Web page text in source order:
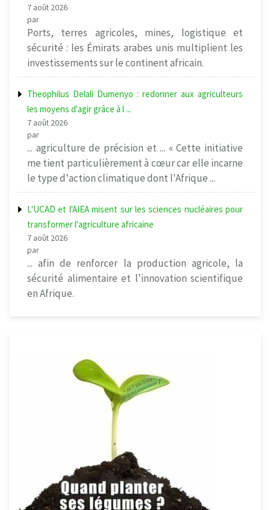
7 août 2026
par
Ports, terres agricoles, mines, logistique et
sécurité : les Émirats arabes unis multiplient les
investissements sur le continent africain.
Theophilus Delali Dumenyo : redonner aux agriculteurs
les moyens d'agir grâce à l ...
7 août 2026
par
... agriculture de précision et ... « Cette initiative
me tient particulièrement à cœur car elle incarne
le type d'action climatique dont l'Afrique ...
L'UCAD et l'AIEA misent sur les sciences nucléaires pour
transformer l'agriculture africaine
7 août 2026
par
... afin de renforcer la production agricole, la
sécurité alimentaire et l'innovation scientifique
en Afrique.